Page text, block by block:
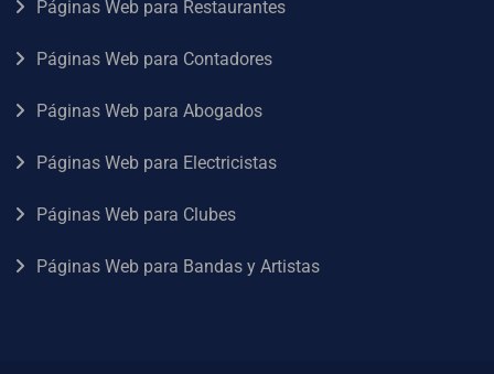
Páginas Web para Restaurantes
Páginas Web para Contadores
Páginas Web para Abogados
Páginas Web para Electricistas
Páginas Web para Clubes
Páginas Web para Bandas y Artistas